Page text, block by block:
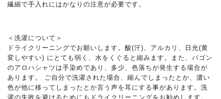
繊細で手入れにはかなりの注意が必要です。
＜洗濯について＞
ドライクリーニングでお願いします。酸(汗)、アルカリ、日光(黄
変しやすい) にとても弱く、水をくぐると縮みます。また、パゴン
のアロハシャツは手染めであり、多少、色落ちが発生する場合が
あります。 ご自分で洗濯された場合、縮んでしまったとか、濃い
色が他に移ってしまったとか言う声を耳にする事があります。洗
濯の失敗を避けるためにもドライクリーニングをお勧めします。